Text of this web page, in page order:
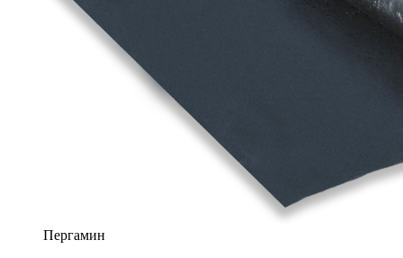
Пергамин